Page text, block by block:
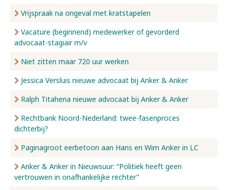
Vrijspraak na ongeval met kratstapelen
Vacature (beginnend) medewerker of gevorderd
advocaat-stagiair m/v
Niet zitten maar 720 uur werken
Jessica Versluis nieuwe advocaat bij Anker & Anker
Ralph Titahena nieuwe advocaat bij Anker & Anker
Rechtbank Noord-Nederland: twee-fasenproces
dichterbij?
Paginagroot eerbetoon aan Hans en Wim Anker in LC
Anker & Anker in Nieuwsuur: “Politiek heeft geen
vertrouwen in onafhankelijke rechter”